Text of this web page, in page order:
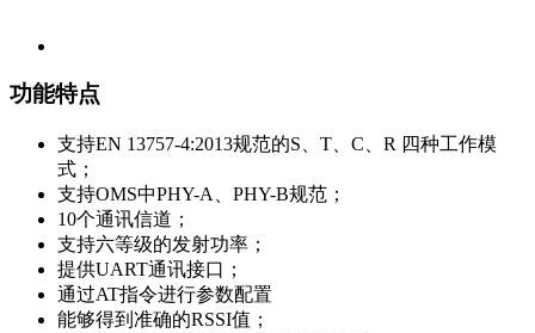
功能特点
支持EN 13757-4:2013规范的S、T、C、R 四种工作模
式；
支持OMS中PHY-A、PHY-B规范；
10个通讯信道；
支持六等级的发射功率；
提供UART通讯接口；
通过AT指令进行参数配置
能够得到准确的RSSI值；